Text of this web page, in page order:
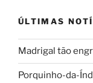
ÚLTIMAS
Madrigal tão
Porquinho-da-